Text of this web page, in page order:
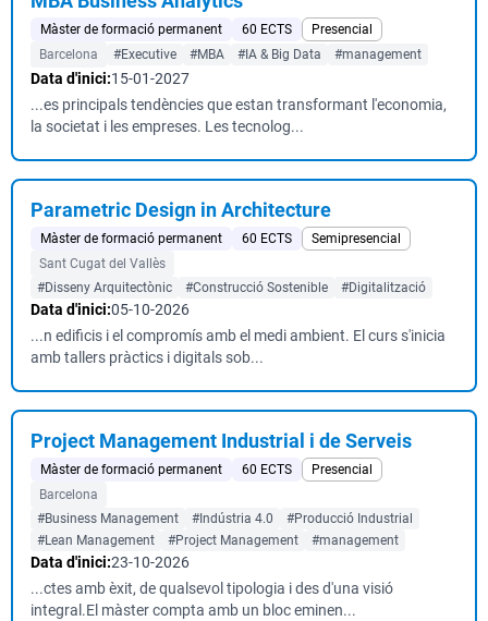
Màster de formació permanent 60 ECTS
Presencial
Barcelona
#Executive #MBA #IA & Big Data #management
Data d'inici:15-01-2027
...es principals tendències que estan transformant l'economia,
la societat i les empreses. Les tecnolog...
Parametric Design in Architecture
Màster de formació permanent 60 ECTS
Semipresencial
Sant Cugat del Vallès
#Disseny Arquitectònic
#Construcció Sostenible #Digitalització
Data d'inici:05-10-2026
...n edificis i el compromís amb el medi ambient. El curs s'inicia
amb tallers pràctics i digitals sob...
Project Management Industrial i de Serveis
Màster de formació permanent 60 ECTS
Presencial
Barcelona
#Business Management
#Indústria 4.0
#Producció Industrial
#Lean Management
#Project Management #management
Data d'inici:23-10-2026
...ctes amb èxit, de qualsevol tipologia i des d'una visió
integral.El màster compta amb un bloc eminen...